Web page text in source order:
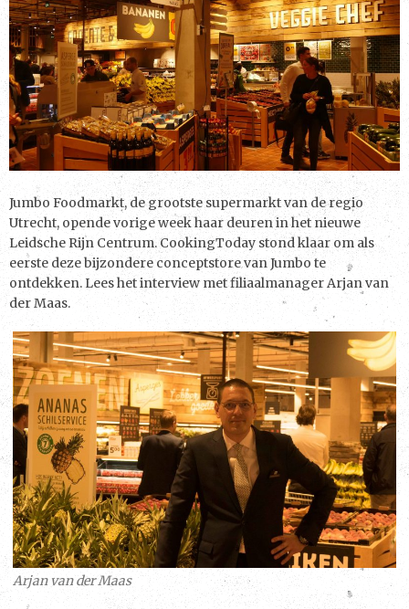
Jumbo Foodmarkt, de grootste supermarkt van de regio
Utrecht, opende vorige week haar deuren in het nieuwe
Leidsche Rijn Centrum. CookingToday stond klaar om als
eerste deze bijzondere conceptstore van Jumbo te
ontdekken. Lees het interview met filiaalmanager Arjan van
der Maas.
Arjan van der Maas